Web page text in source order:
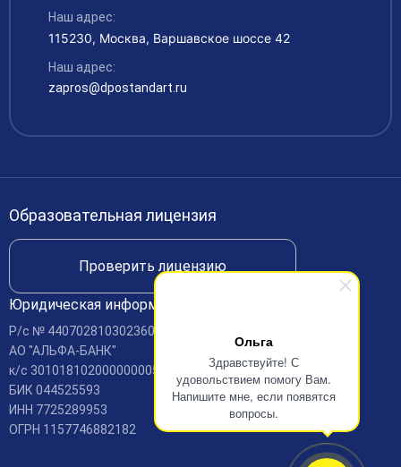
Ольга
Здравствуйте! С
удовольствием помогу Вам.
Напишите мне, если появятся
вопросы.
Контакты
Руководство и педагогический состав
Материально-техническое обеспечение
Платные образовательные услуги
Вакансии
Международное сотрудничество
Доступная среда
Доставка и оплата
Рабочие специальности
Аккредитация
Наш адрес:
115230, Москва, Варшавское шоссе 42
Наш адрес:
zapros@dpostandart.ru
Образовательная лицензия
Проверить лицензию
Юридическая информация
Р/c № 440702810302360001688
АО "АЛЬФА-БАНК"
к/c 30101810200000000593
БИК 044525593
ИНН 7725289953
ОГРН 1157746882182